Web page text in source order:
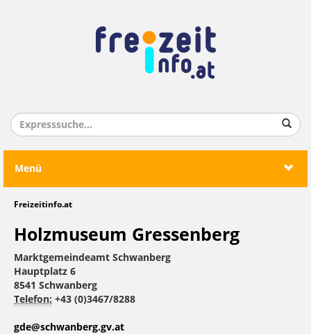
Menü
Freizeitinfo.at
Holzmuseum Gressenberg
Marktgemeindeamt Schwanberg
Hauptplatz 6
8541 Schwanberg
Telefon: +43 (0)3467/8288
gde@schwanberg.gv.at